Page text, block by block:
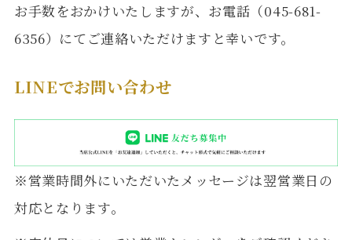
お手数をおかけいたしますが、お電話（045-681-
6356）にてご連絡いただけますと幸いです。
LINEでお問い合わせ
※営業時間外にいただいたメッセージは翌営業日の
対応となります。